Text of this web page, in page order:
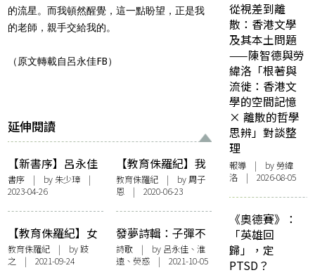
的流星。而我頓然醒覺，這一點盼望，正是我
的老師，親手交給我的。
（ 原文轉載自呂永佳FB）
延伸閱讀
【新書序】呂永佳
散文集《於是送你
透明雨衣》：隱藏
的狐步
書序 | by 朱少璋 |
2023-04-26
【教育侏羅紀】我
勸天公重抖擻——
在疫市中尋找教育
大未來
教育侏羅紀| by 周子
恩 | 2020-06-23
【教育侏羅紀】女
兒去學劍擊的啟示
教育侏羅紀 | by 跂
之 | 2021-09-24
發夢詩輯：子彈不
在這裡，埋在我的
胸口
詩歌| by 呂永佳、淮
遠、熒惑 | 2021-10-05
從視差到離
散：香港文學
及其本土問題
——陳智德與勞
緯洛「根著與
流徙：香港文
學的空間記憶
× 離散的哲學
思辨」對談整
理
報導 | by 勞緯
洛 | 2026-08-05
《奧德賽》：
「英雄回
歸」，定
PTSD？